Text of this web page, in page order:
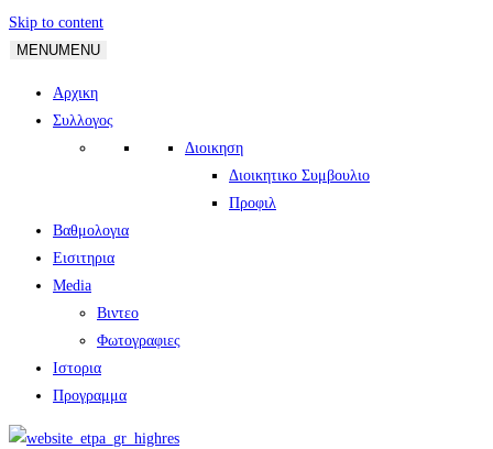
Skip to content
MENUMENU
Αρχικη
Συλλογος
Διοικηση
Διοικητικο Συμβουλιο
Προφιλ
Βαθμολογια
Εισιτηρια
Media
Βιντεο
Φωτογραφιες
Ιστορια
Πρoγραμμα